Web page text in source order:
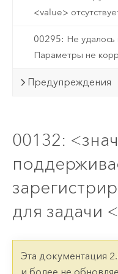
<value>
00295: Не удалось
Параметры не
Предупреждения
00132:
для задачи
Эта документация